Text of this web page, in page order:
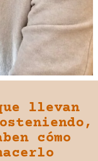
llevan
cómo